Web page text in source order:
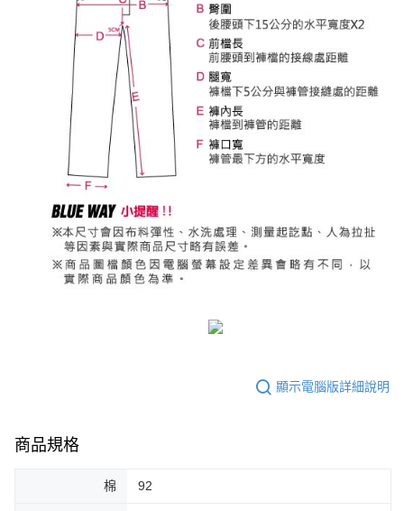
顯示電腦版詳細說明
商品規格
棉 92